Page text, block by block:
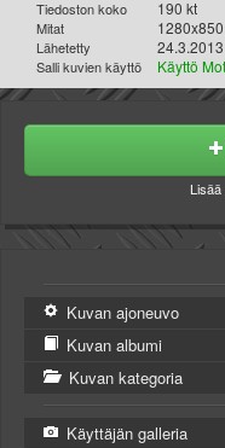
Suunnittele oma paita
Mainostus
Palaute
Kevytversio
Tiedoston koko 190 kt
Mitat
Lähetetty
Salli kuvien käyttö Käyttö
Kuvan ajoneuvo
Kuvan albumi
Kuvan kategoria
Käyttäjän galleria